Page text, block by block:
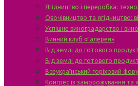
Ягідництво і переробка:
Овочівництво та ягідництво:
Успішне виноградарство і
Винний клуб «Галерея»
Від землі до готового
Від землі до готового
Всеукраїнський горіховий
Конгрес із заморожування та